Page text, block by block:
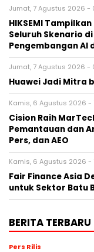
Jumat, 7 Agustus 2026 -
HIKSEMI
Seluruh Skenario
Pengembangan AI
Jumat, 7 Agustus 2026 -
Huawei Jadi Mitra
Kamis, 6 Agustus 2026 -
Cision Raih
Pemantauan dan
Pers, dan AEO
Kamis, 6 Agustus 2026 -
Fair Finance Asia
untuk Sektor Batu
BERITA TERBARU
Pers Rilis